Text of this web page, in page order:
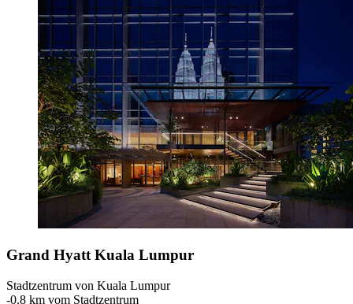
Grand Hyatt Kuala Lumpur
Stadtzentrum von Kuala Lumpur
‐0.8 km vom Stadtzentrum